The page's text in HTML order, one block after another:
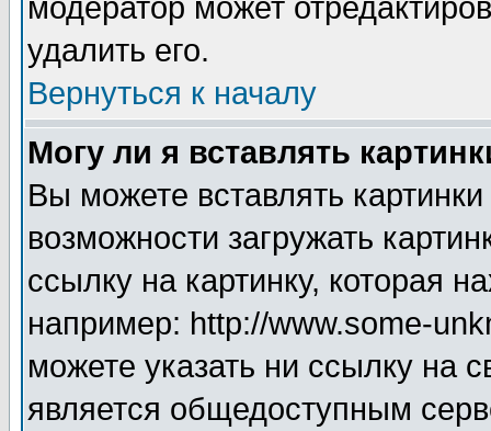
модератор может
удалить его.
Вернуться к началу
Могу ли я вставлять
Вы можете вставлять
возможности загружать
ссылку на картинку, которая
например: http://www.some-
можете указать ни ссылку на
является общедоступным